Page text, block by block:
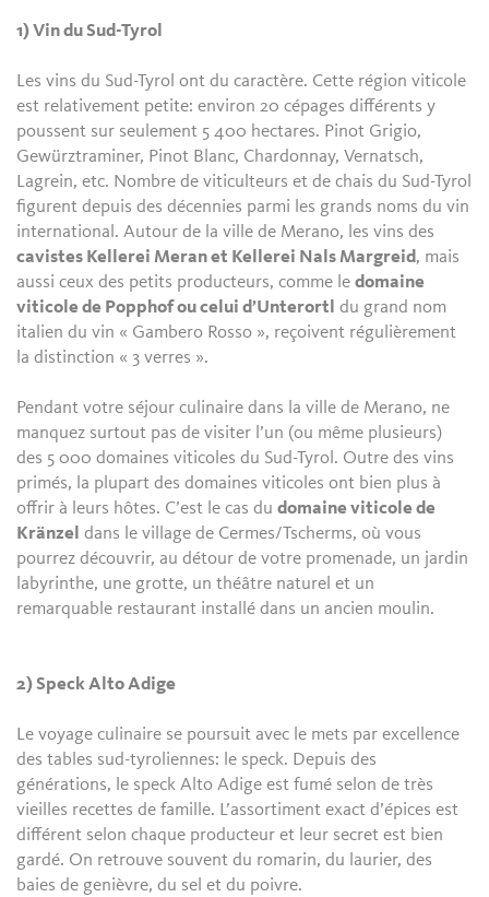
1) Vin du Sud-Tyrol
Les vins du Sud-Tyrol ont du caractère. Cette région viticole
est relativement petite: environ 20 cépages différents y
poussent sur seulement 5 400 hectares. Pinot Grigio,
Gewürztraminer, Pinot Blanc, Chardonnay, Vernatsch,
Lagrein, etc. Nombre de viticulteurs et de chais du Sud-Tyrol
figurent depuis des décennies parmi les grands noms du vin
international. Autour de la ville de Merano, les vins des
cavistes Kellerei Meran et Kellerei Nals Margreid, mais
aussi ceux des petits producteurs, comme ledomaine
viticole de Popphof ou celui d’Unterortl du grand nom
italien du vin « Gambero Rosso », reçoivent régulièrement
la distinction « 3 verres ».
Pendant votre séjour culinaire dans la ville de Merano, ne
manquez surtout pas de visiter l’un (ou même plusieurs)
des 5 000 domaines viticoles du Sud-Tyrol. Outre des vins
primés, la plupart des domaines viticoles ont bien plus à
offrir à leurs hôtes. C’est le cas dudomaine viticole de
Kränzel dans le village de Cermes/Tscherms, où vous
pourrez découvrir, au détour de votre promenade, un jardin
labyrinthe, une grotte, un théâtre naturel et un
remarquable restaurant installé dans un ancien moulin.
2) Speck Alto Adige
Le voyage culinaire se poursuit avec le mets par excellence
des tables sud-tyroliennes: le speck. Depuis des
générations, le speck Alto Adige est fumé selon de très
vieilles recettes de famille. L’assortiment exact d’épices est
différent selon chaque producteur et leur secret est bien
gardé. On retrouve souvent du romarin, du laurier, des
baies de genièvre, du sel et du poivre.